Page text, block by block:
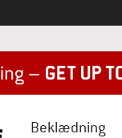
Beklædning